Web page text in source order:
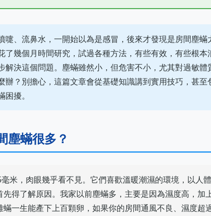
嚏、流鼻水，一開始以為是感冒，後來才發現是房間塵蟎
了幾個月時間研究，試過各種方法，有些有效，有些根本
解決這個問題。塵蟎雖然小，但危害不小，尤其對過敏體
辦？別擔心，這篇文章會從基礎知識講到實用技巧，甚至
擾。
塵蟎很多？
米，肉眼幾乎看不見。它們喜歡溫暖潮濕的環境，以人
得了解原因。我家以前塵蟎多，主要是因為濕度高，加
一生能產下上百顆卵，如果你的房間通風不良、濕度超